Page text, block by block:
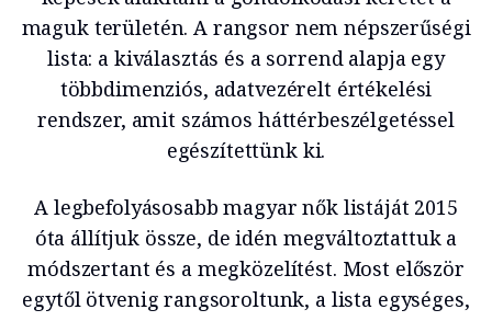
maguk területén. A rangsor nem népszerűségi
lista: a kiválasztás és a sorrend alapja egy
többdimenziós, adatvezérelt értékelési
rendszer, amit számos háttérbeszélgetéssel
egészítettünk ki.
A legbefolyásosabb magyar nők listáját 2015
óta állítjuk össze, de idén megváltoztattuk a
módszertant és a megközelítést. Most először
egytől ötvenig rangsoroltunk, a lista egységes,